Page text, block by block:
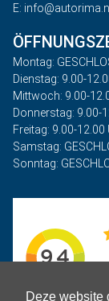
Deze website
E:
Montag:
Dienstag: 9.00-
Mittwoch: 9.00-
Donnerstag: 9.00-
Freitag: 9.00-12.00
Samstag:
Sonntag: